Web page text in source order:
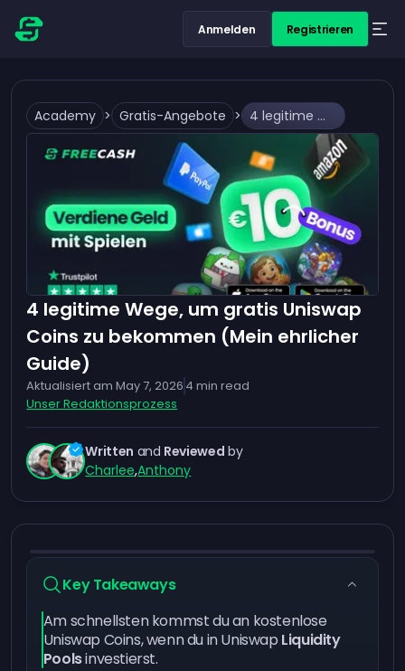
Anmelden Registrieren
Academy > Gratis-Angebote > 4 legitime Wege, um gratis Uniswap Coins zu bekommen (Mein ehrlicher Guide)
4 legitime Wege, um gratis Uniswap
Coins zu bekommen (Mein ehrlicher
Guide)
Aktualisiert am May 7, 2026 4 min read
Unser Redaktionsprozess
Written and Reviewed by
Charlee,Anthony
Key Takeaways
Am schnellsten kommst du an kostenlose
Uniswap Coins, wenn du in Uniswap Liquidity
Poolsinvestierst.